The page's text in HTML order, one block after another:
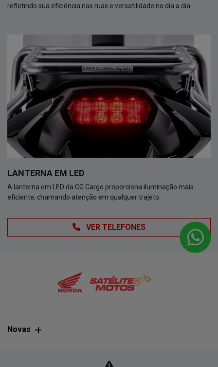
refletindo sua eficiência nas ruas e versatilidade no dia a dia.
LANTERNA EM LED
A lanterna em LED da CG Cargo proporciona iluminação mais
eficiente, chamando atenção em qualquer trajeto.
VER TELEFONES
Novas